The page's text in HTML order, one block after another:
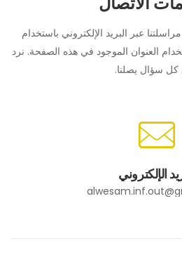
عبر البريد الإلكتروني باستخدام
العنوان الموجود في هذه الصفحة. نرد
سؤال يصلنا.
الإلكتروني